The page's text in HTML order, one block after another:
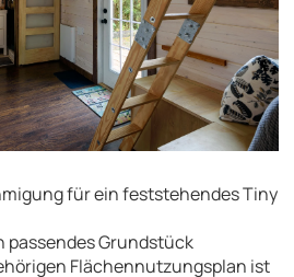
für ein feststehendes Tiny
passendes Grundstück
Flächennutzungsplan ist